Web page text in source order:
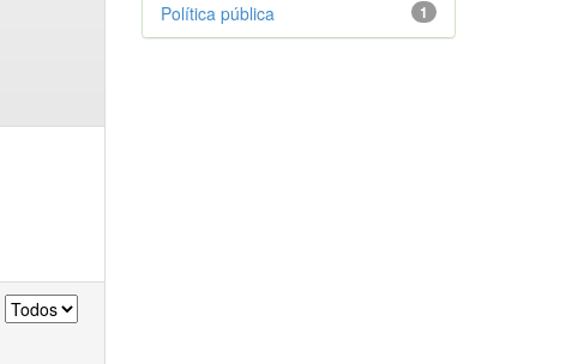
1
Política pública